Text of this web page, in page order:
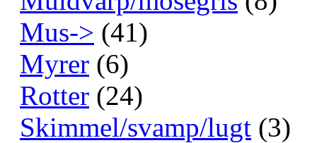
Mus-> (41)
Myrer (6)
Rotter (24)
Skimmel/svamp/lugt (3)